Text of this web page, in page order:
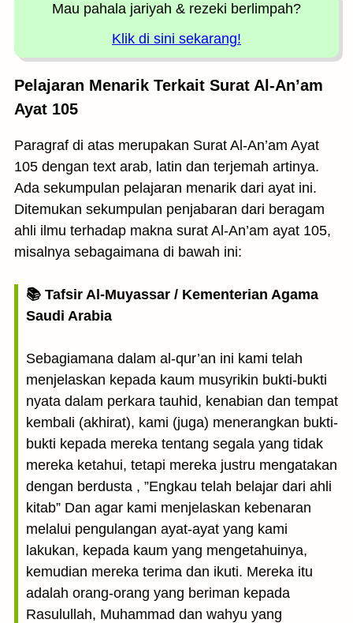
Mau pahala jariyah & rezeki berlimpah?
Klik di sini sekarang!
Pelajaran Menarik Terkait Surat Al-An’am
Ayat 105
Paragraf di atas merupakan Surat Al-An’am Ayat
105 dengan text arab, latin dan terjemah artinya.
Ada sekumpulan pelajaran menarik dari ayat ini.
Ditemukan sekumpulan penjabaran dari beragam
ahli ilmu terhadap makna surat Al-An’am ayat 105,
misalnya sebagaimana di bawah ini:
📚 Tafsir Al-Muyassar / Kementerian Agama
Saudi Arabia
Sebagiamana dalam al-qur’an ini kami telah
menjelaskan kepada kaum musyrikin bukti-bukti
nyata dalam perkara tauhid, kenabian dan tempat
kembali (akhirat), kami (juga) menerangkan bukti-
bukti kepada mereka tentang segala yang tidak
mereka ketahui, tetapi mereka justru mengatakan
dengan berdusta , ”Engkau telah belajar dari ahli
kitab” Dan agar kami menjelaskan kebenaran
melalui pengulangan ayat-ayat yang kami
lakukan, kepada kaum yang mengetahuinya,
kemudian mereka terima dan ikuti. Mereka itu
adalah orang-orang yang beriman kepada
Rasulullah, Muhammad dan wahyu yang